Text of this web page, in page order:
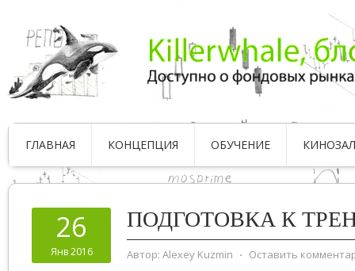
ГЛАВНАЯ КОНЦЕПЦИЯ ОБУЧЕНИЕ КИНОЗАЛ
26
Янв 2016
ПОДГОТОВКА К
Автор: Alexey Kuzmin ⋅ Оставить